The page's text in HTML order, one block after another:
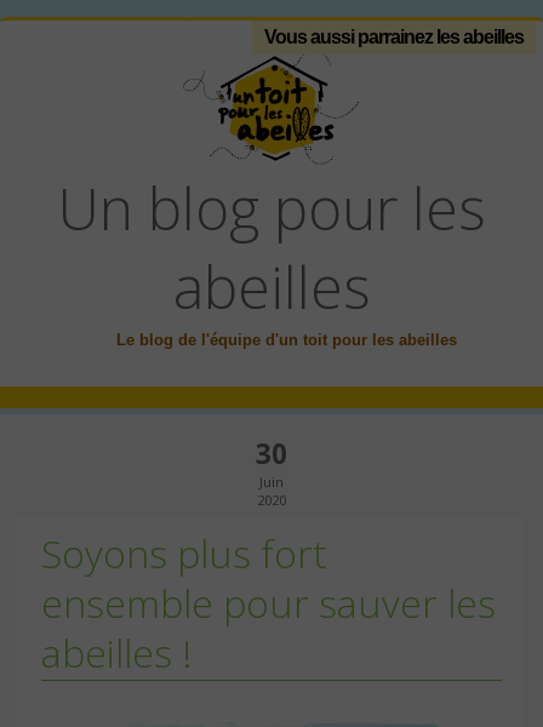
Vous aussi parrainez les abeilles
Un blog pour les
abeilles
Le blog de l'équipe d'un toit pour les abeilles
30
Juin
2020
Soyons plus fort
ensemble pour sauver les
abeilles !